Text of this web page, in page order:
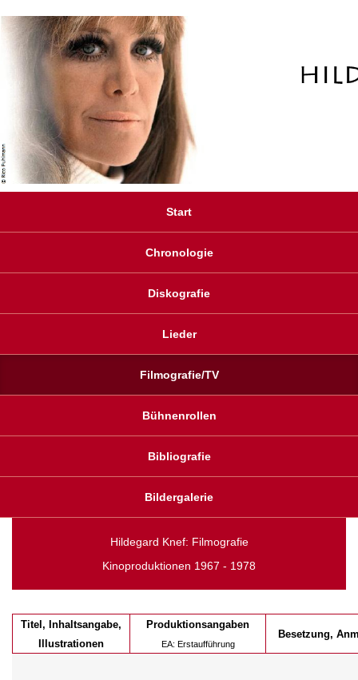
Start
Chronologie
Diskografie
Lieder
Filmografie/TV
Bühnenrollen
Bibliografie
Bildergalerie
Hildegard Knef: Filmografie
Kinoproduktionen 1967 - 1978
Titel, Inhaltsangabe,
Illustrationen
Produktionsangaben
EA: Erstaufführung
Besetzung,